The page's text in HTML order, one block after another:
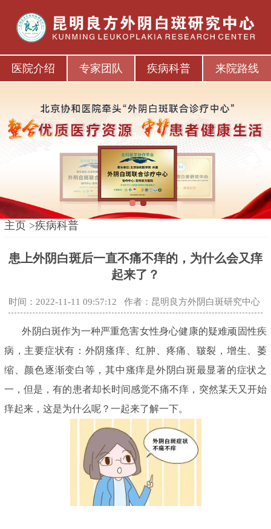
医院介绍 专家团队 疾病科普 来院路线
主页 >疾病科普
患上外阴白斑后一直不痛不痒的，为什么会又痒
起来了？
时间：2022-11-11 09:57:12 作者：昆明良方外阴白斑研究中心
外阴白斑作为一种严重危害女性身心健康的疑难顽固性疾
病，主要症状有：外阴瘙痒、红肿、疼痛、皲裂，增生、萎
缩、颜色逐渐变白等，其中瘙痒是外阴白斑最显著的症状之
一，但是，有的患者却长时间感觉不痛不痒，突然某天又开始
痒起来，这是为什么呢？一起来了解一下。